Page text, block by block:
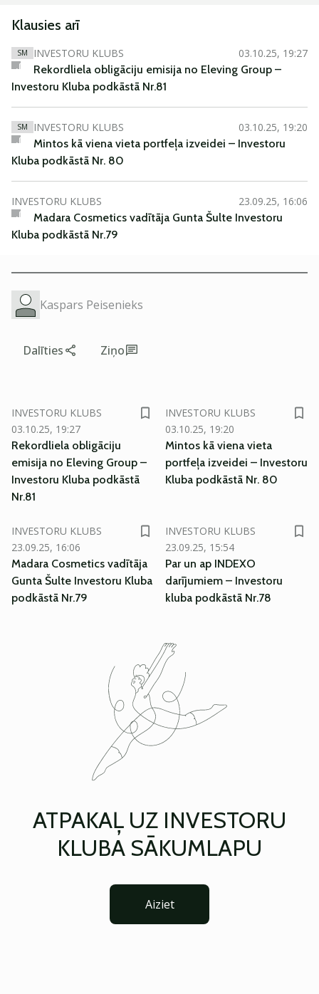
Klausies arī
SM INVESTORU KLUBS
03.10.25, 19:27
Rekordliela obligāciju emisija no Eleving Group –
Investoru Kluba podkāstā Nr.81
SM INVESTORU KLUBS
03.10.25, 19:20
Mintos kā viena vieta portfeļa izveidei – Investoru
Kluba podkāstā Nr. 80
INVESTORU KLUBS
23.09.25, 16:06
Madara Cosmetics vadītāja Gunta Šulte Investoru
Kluba podkāstā Nr.79
Kaspars Peisenieks
Dalīties Ziņo
INVESTORU KLUBS
03.10.25, 19:27
Rekordliela obligāciju
emisija no Eleving Group –
Investoru Kluba podkāstā
Nr.81
INVESTORU KLUBS
03.10.25, 19:20
Mintos kā viena vieta
portfeļa izveidei – Investoru
Kluba podkāstā Nr. 80
INVESTORU KLUBS
23.09.25, 16:06
Madara Cosmetics vadītāja
Gunta Šulte Investoru Kluba
podkāstā Nr.79
INVESTORU KLUBS
23.09.25, 15:54
Par un ap INDEXO
darījumiem – Investoru
kluba podkāstā Nr.78
ATPAKAĻ UZ INVESTORU
KLUBA SĀKUMLAPU
Aiziet